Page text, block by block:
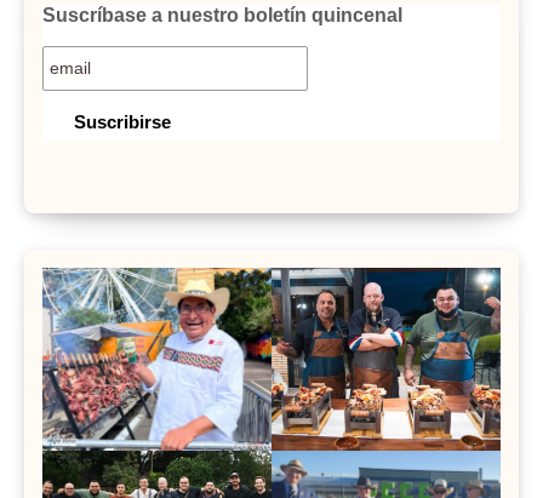
Suscríbase a nuestro boletín quincenal